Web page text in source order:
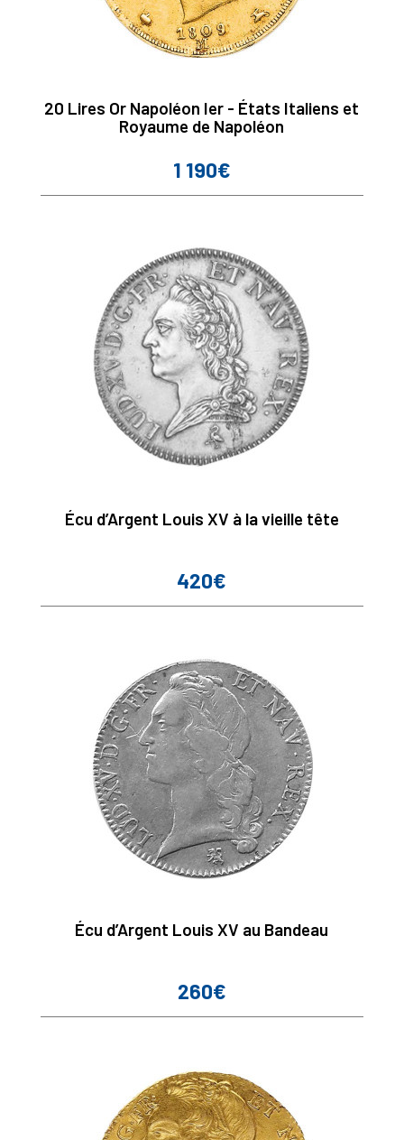
20 Lires Or Napoléon Ier - États Italiens et
Royaume de Napoléon
Prix
1 190€
Écu d’Argent Louis XV à la vieille tête
Prix
420€
Écu d’Argent Louis XV au Bandeau
Prix
260€